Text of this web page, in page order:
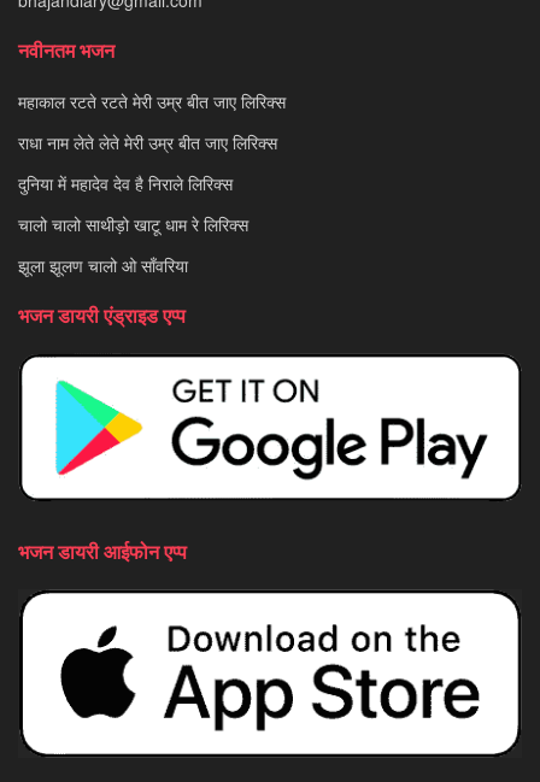
नवीनतम भजन
महाकाल रटते रटते मेरी उम्र बीत जाए लिरिक्स
राधा नाम लेते लेते मेरी उम्र बीत जाए लिरिक्स
दुनिया में महादेव देव है निराले लिरिक्स
चालो चालो साथीड़ो खाटू धाम रे लिरिक्स
झूला झूलण चालो ओ साँवरिया
भजन डायरी एंड्राइड एप्प
भजन डायरी आईफोन एप्प